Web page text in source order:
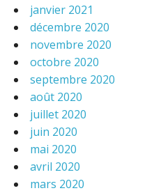
janvier 2021
décembre 2020
novembre 2020
octobre 2020
septembre 2020
août 2020
juillet 2020
juin 2020
mai 2020
avril 2020
mars 2020